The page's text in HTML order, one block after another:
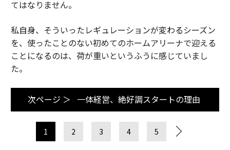
てはなりません。
私自身、そういったレギュレーションが変わるシーズン
を、使ったことのない初めてのホームアリーナで迎える
ことになるのは、荷が重いというふうに感じていまし
た。
次ページ ＞ 一体経営、絶好調スタートの理由
1 2 3 4 5